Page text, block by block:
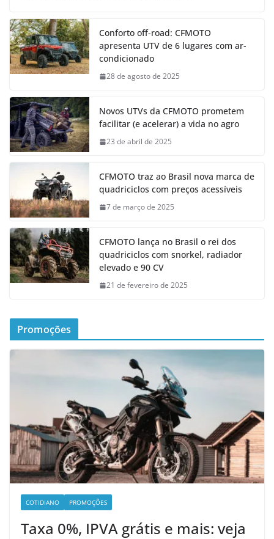
Conforto off-road: CFMOTO
apresenta UTV de 6 lugares com ar-
condicionado
28 de agosto de 2025
Novos UTVs da CFMOTO prometem
facilitar (e acelerar) a vida no agro
23 de abril de 2025
CFMOTO traz ao Brasil nova marca de
quadriciclos com preços acessíveis
7 de março de 2025
CFMOTO lança no Brasil o rei dos
quadriciclos com snorkel, radiador
elevado e 90 CV
21 de fevereiro de 2025
Promoções
COTIDIANO PROMOÇÕES
Taxa 0%, IPVA grátis e mais: veja